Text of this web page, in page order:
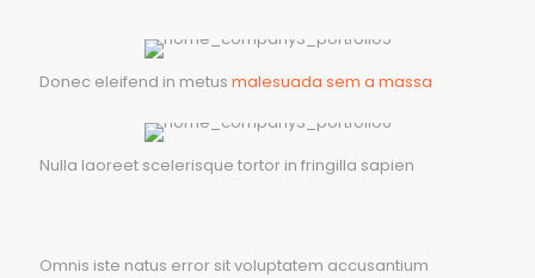
Donec eleifend in metus malesuada sem a massa
Nulla laoreet scelerisque tortor in fringilla sapien
Omnis iste natus error sit voluptatem accusantium